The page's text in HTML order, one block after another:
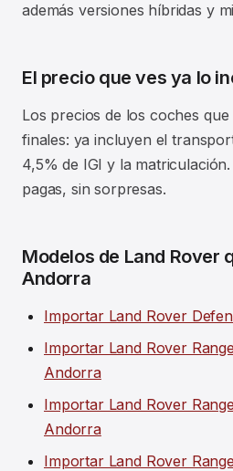
además versiones híbridas y
El precio que ves ya lo
Los precios de los coches
finales: ya incluyen el
4,5% de IGI y la
pagas, sin sorpresas.
Modelos de Land Rover
Andorra
Importar Land Rover
Importar Land Rover
Andorra
Importar Land Rover
Andorra
Importar Land Rover